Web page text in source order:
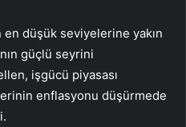
en düşük seviyelerine yakın
güçlü seyrini
işgücü piyasası
enflasyonu düşürmede